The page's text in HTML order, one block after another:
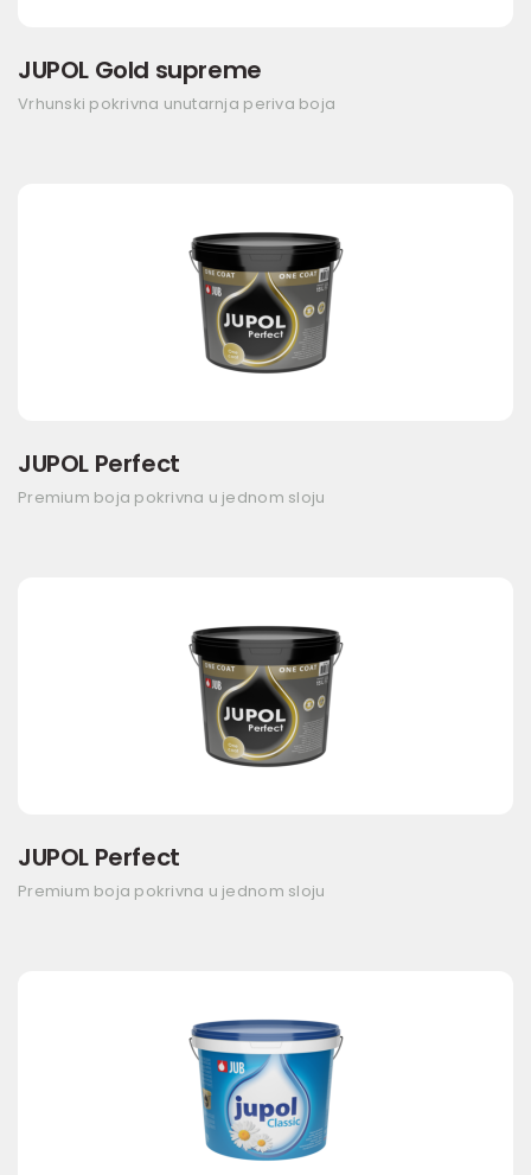
JUPOL Gold supreme
Vrhunski pokrivna unutarnja periva boja
JUPOL Perfect
Premium boja pokrivna u jednom sloju
JUPOL Perfect
Premium boja pokrivna u jednom sloju